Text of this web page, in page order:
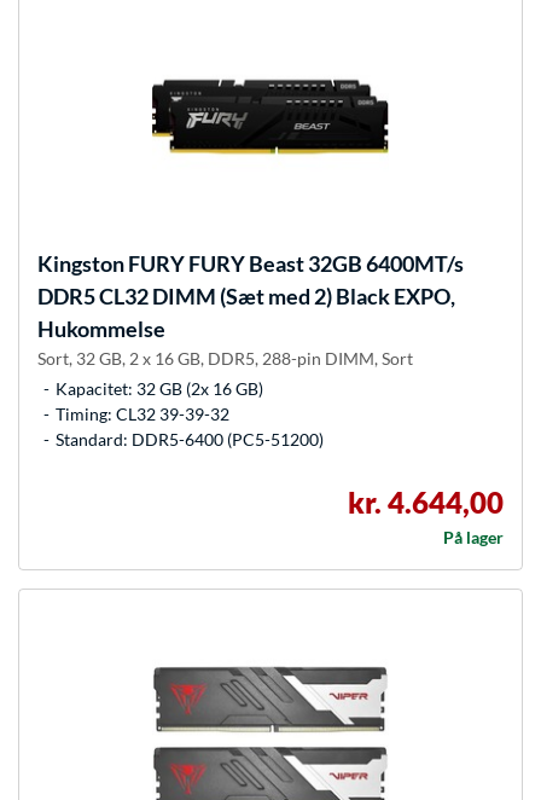
Kingston FURYFURY Beast 32GB 6400MT/s
DDR5 CL32 DIMM (Sæt med 2) Black EXPO,
Hukommelse
Sort, 32 GB, 2 x 16 GB, DDR5, 288-pin DIMM, Sort
Kapacitet: 32 GB (2x 16 GB)
Timing: CL32 39-39-32
Standard: DDR5-6400 (PC5-51200)
kr. 4.644,00
På lager